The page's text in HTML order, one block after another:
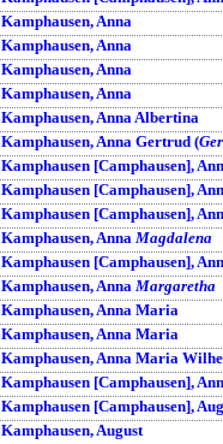
Kamphausen, Anna
Kamphausen, Anna
Kamphausen, Anna
Kamphausen, Anna
Kamphausen, Anna Albertina
Kamphausen, Anna Gertrud (
Kamphausen [Camphausen],
Kamphausen [Camphausen],
Kamphausen [Camphausen],
Kamphausen, AnnaMagdalena
Kamphausen [Camphausen],
Kamphausen, AnnaMargaretha
Kamphausen, Anna Maria
Kamphausen, Anna Maria
Kamphausen, Anna Maria
Kamphausen [Camphausen],
Kamphausen [Camphausen],
Kamphausen, August